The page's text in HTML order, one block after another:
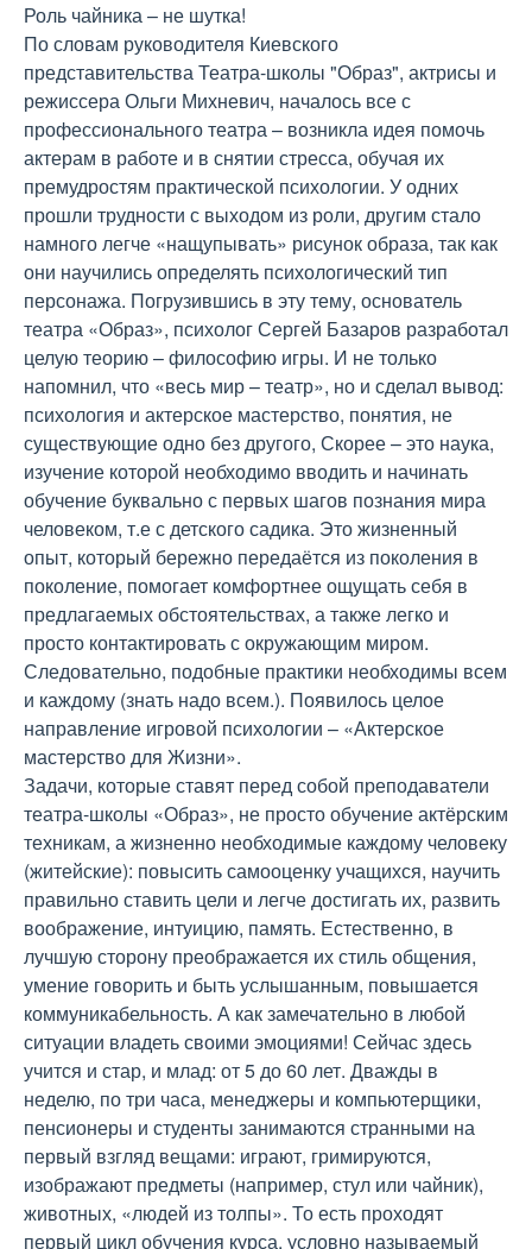
Роль чайника – не шутка!
По словам руководителя Киевского
представительства Театра-школы "Образ", актрисы и
режиссера Ольги Михневич, началось все с
профессионального театра – возникла идея помочь
актерам в работе и в снятии стресса, обучая их
премудростям практической психологии. У одних
прошли трудности с выходом из роли, другим стало
намного легче «нащупывать» рисунок образа, так как
они научились определять психологический тип
персонажа. Погрузившись в эту тему, основатель
театра «Образ», психолог Сергей Базаров разработал
целую теорию – философию игры. И не только
напомнил, что «весь мир – театр», но и сделал вывод:
психология и актерское мастерство, понятия, не
существующие одно без другого, Скорее – это наука,
изучение которой необходимо вводить и начинать
обучение буквально с первых шагов познания мира
человеком, т.е с детского садика. Это жизненный
опыт, который бережно передаётся из поколения в
поколение, помогает комфортнее ощущать себя в
предлагаемых обстоятельствах, а также легко и
просто контактировать с окружающим миром.
Следовательно, подобные практики необходимы всем
и каждому (знать надо всем.). Появилось целое
направление игровой психологии – «Актерское
мастерство для Жизни».
Задачи, которые ставят перед собой преподаватели
театра-школы «Образ», не просто обучение актёрским
техникам, а жизненно необходимые каждому человеку
(житейские): повысить самооценку учащихся, научить
правильно ставить цели и легче достигать их, развить
воображение, интуицию, память. Естественно, в
лучшую сторону преображается их стиль общения,
умение говорить и быть услышанным, повышается
коммуникабельность. А как замечательно в любой
ситуации владеть своими эмоциями! Сейчас здесь
учится и стар, и млад: от 5 до 60 лет. Дважды в
неделю, по три часа, менеджеры и компьютерщики,
пенсионеры и студенты занимаются странными на
первый взгляд вещами: играют, гримируются,
изображают предметы (например, стул или чайник),
животных, «людей из толпы». То есть проходят
первый цикл обучения курса, условно называемый